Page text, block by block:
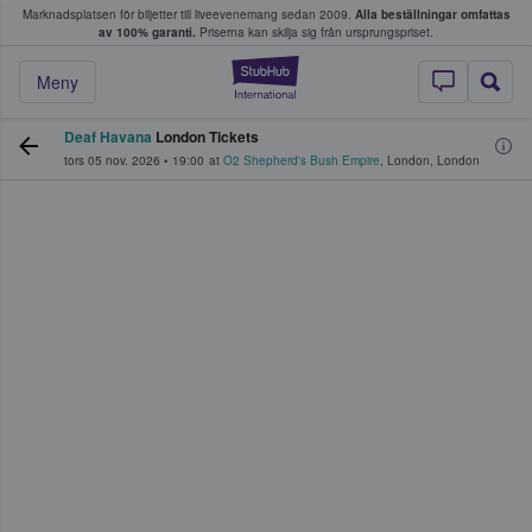
Marknadsplatsen för biljetter till liveevenemang sedan 2009. Alla beställningar omfattas
av 100% garanti. Priserna kan skilja sig från ursprungspriset.
StubHub – där
Meny
köper och säljer biljetter.
Deaf Havana London Tickets
tors 05 nov. 2026 • 19:00 at O2 Shepherd's Bush Empire, London, London